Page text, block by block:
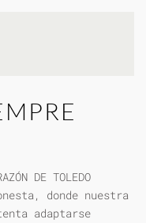
DE TOLEDO
donde nuestra
adaptarse